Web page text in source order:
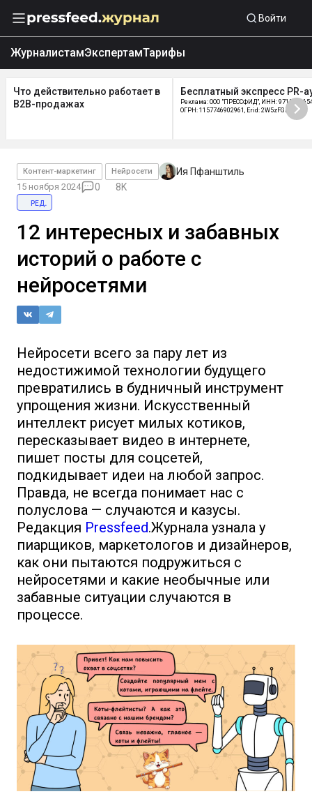
Войти
ЖурналистамЭкспертамТарифы
Что действительно работает в
B2B-продажах
Бесплатный экспресс PR-
Реклама: ООО "ПРЕССФИД", ИНН:
ОГРН: 1157746902961, Erid: 2W5zFGDycPz
Контент-маркетинг Нейросети Ия Пфанштиль
15 ноября 2024 0
8K
ред.
12 интересных и забавных
историй о работе с
нейросетями
Нейросети всего за пару лет из
недостижимой технологии будущего
превратились в будничный инструмент
упрощения жизни. Искусственный
интеллект рисует милых котиков,
пересказывает видео в интернете,
пишет посты для соцсетей,
подкидывает идеи на любой запрос.
Правда, не всегда понимает нас с
полуслова — случаются и казусы.
Редакция Pressfeed.Журнала узнала у
пиарщиков, маркетологов и дизайнеров,
как они пытаются подружиться с
нейросетями и какие необычные или
забавные ситуации случаются в
процессе.